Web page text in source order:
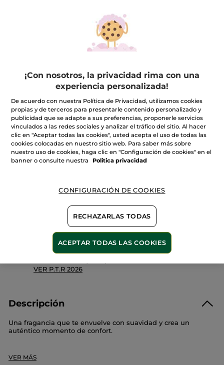
Kit Esencias Botánicas - Tendres
Instants
★★★★★
★★★★★
de
Kit
Esencias
-
Tendres
Instants
INCLUIR UNA RESEÑA
-46% 33,99€ 62,80€
Cantidad
AÑADIR A MI CESTA
Entrega entre 5 a 8 días hábiles
Pago Seguro
Satisfecho o te devolvemos el dinero
Las promociones o ventajas Yves Rocher son
calculadas en comparación con los Precios tarifa
VER P.T.R 2026
Descripción
Una fragancia que te envuelve con suavidad y crea un
auténtico momento de confort.
- Eau de Parfum Tendres Instants (30 ml) :
VER MÁS
¡Con nosotros, la privacidad rima con una
experiencia personalizada!
De acuerdo con nuestra Política de Privacidad, utilizamos cookies
propias y de terceros para presentarle contenido personalizado y
publicidad que se adapte a sus preferencias, proponerle servicios
vinculados a las redes sociales y analizar el tráfico del sitio. Al hacer
clic en "Aceptar todas las cookies", usted acepta el uso de todas las
cookies colocadas en nuestro sitio web. Para saber más sobre
nuestro uso de cookies, haga clic en "Configuración de cookies" en el
banner o consulte nuestra
Politica privacidad
CONFIGURACIÓN DE COOKIES
RECHAZARLAS TODAS
ACEPTAR TODAS LAS COOKIES